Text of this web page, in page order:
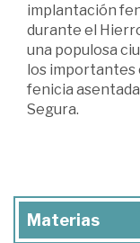
implantación
durante el
una populosa
los importantes
fenicia
Segura.
Materias